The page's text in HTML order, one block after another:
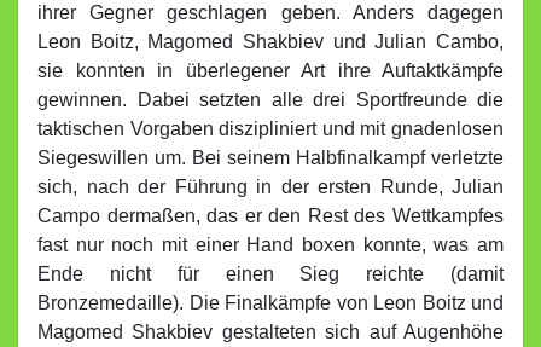
ihrer Gegner geschlagen geben. Anders dagegen
Leon Boitz, Magomed Shakbiev und Julian Cambo,
sie konnten in überlegener Art ihre Auftaktkämpfe
gewinnen. Dabei setzten alle drei Sportfreunde die
taktischen Vorgaben diszipliniert und mit gnadenlosen
Siegeswillen um. Bei seinem Halbfinalkampf verletzte
sich, nach der Führung in der ersten Runde, Julian
Campo dermaßen, das er den Rest des Wettkampfes
fast nur noch mit einer Hand boxen konnte, was am
Ende nicht für einen Sieg reichte (damit
Bronzemedaille). Die Finalkämpfe von Leon Boitz und
Magomed Shakbiev gestalteten sich auf Augenhöhe